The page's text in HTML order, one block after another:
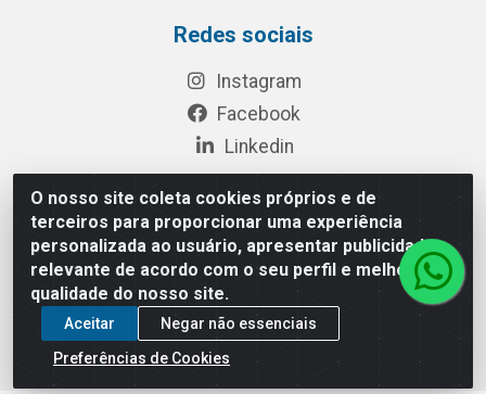
O nosso site coleta cookies próprios e de
terceiros para proporcionar uma experiência
personalizada ao usuário, apresentar publicidade
relevante de acordo com o seu perfil e melhorar a
qualidade do nosso site.
Aceitar
Negar não essenciais
Preferências de Cookies
Redes sociais
Instagram
Facebook
Linkedin
Rua Chipuê, 117 - S. Miguel Paulista São Paulo/SP - CEP
08010-260- CNPJ: 03.010.739/0001-72